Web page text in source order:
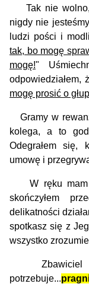
Tak nie wolno,
nigdy nie
ludzi pości i
tak, bo mogę
mogę!"
odpowiedziałem,
mogę prosić o
Gramy w
kolega, a to
Odegrałem się,
umowę i
W ręku mam
skończyłem
delikatności
spotkasz się z
wszystko
Zbawiciel
potrzebuje...